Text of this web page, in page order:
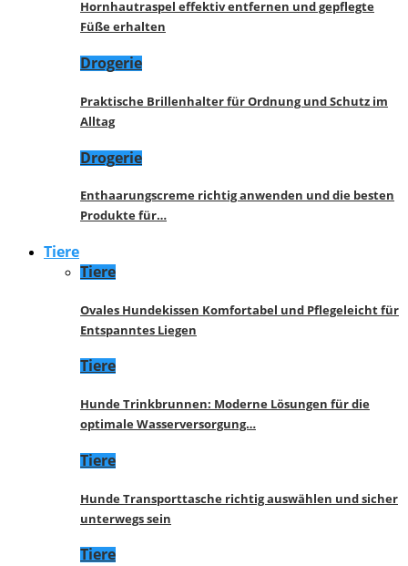
Hornhautraspel effektiv entfernen und gepflegte
Füße erhalten
Drogerie
Praktische Brillenhalter für Ordnung und Schutz im
Alltag
Drogerie
Enthaarungscreme richtig anwenden und die besten
Produkte für…
Tiere
Tiere
Ovales Hundekissen Komfortabel und Pflegeleicht für
Entspanntes Liegen
Tiere
Hunde Trinkbrunnen: Moderne Lösungen für die
optimale Wasserversorgung…
Tiere
Hunde Transporttasche richtig auswählen und sicher
unterwegs sein
Tiere